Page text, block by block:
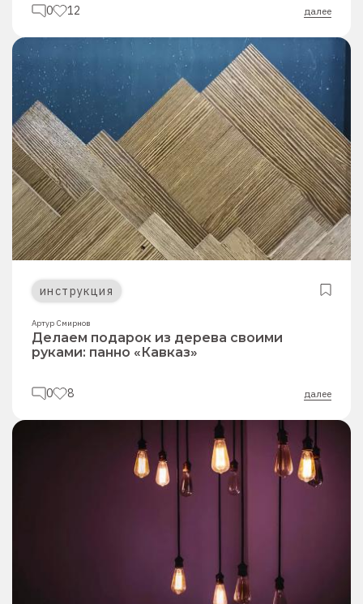
0 12 далее
инструкция
Артур Смирнов
Делаем подарок из дерева своими
руками: панно «Кавказ»
0 8 далее